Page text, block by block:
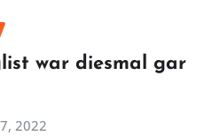
war diesmal gar
2022